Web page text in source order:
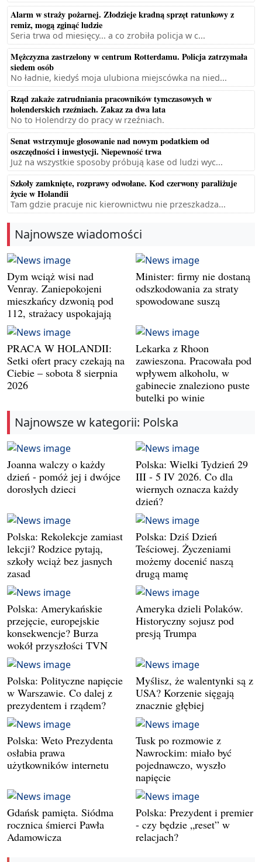
Alarm w straży pożarnej. Złodzieje kradną sprzęt ratunkowy z
remiz, mogą zginąć ludzie
Seria trwa od miesięcy... a co zrobiła policja w c...
Mężczyzna zastrzelony w centrum Rotterdamu. Policja zatrzymała
siedem osób
No ładnie, kiedyś moja ulubiona miejscówka na nied...
Rząd zakaże zatrudniania pracowników tymczasowych w
holenderskich rzeźniach. Zakaz za dwa lata
No to Holendrzy do pracy w rzeźniach.
Senat wstrzymuje głosowanie nad nowym podatkiem od
oszczędności i inwestycji. Niepewność trwa
Już na wszystkie sposoby próbują kase od ludzi wyc...
Szkoły zamknięte, rozprawy odwołane. Kod czerwony paraliżuje
życie w Holandii
Tam gdzie pracuje nic kierownictwu nie przeszkadza...
Najnowsze wiadomości
Dym wciąż wisi nad
Venray. Zaniepokojeni
mieszkańcy dzwonią pod
112, strażacy uspokajają
Minister: firmy nie dostaną
odszkodowania za straty
spowodowane suszą
PRACA W HOLANDII:
Setki ofert pracy czekają na
Ciebie – sobota 8 sierpnia
2026
Lekarka z Rhoon
zawieszona. Pracowała pod
wpływem alkoholu, w
gabinecie znaleziono puste
butelki po winie
Najnowsze w kategorii: Polska
Joanna walczy o każdy
dzień - pomóż jej i dwójce
dorosłych dzieci
Polska: Wielki Tydzień 29
III - 5 IV 2026. Co dla
wiernych oznacza każdy
dzień?
Polska: Rekolekcje zamiast
lekcji? Rodzice pytają,
szkoły wciąż bez jasnych
zasad
Polska: Dziś Dzień
Teściowej. Życzeniami
możemy docenić naszą
drugą mamę
Polska: Amerykańskie
przejęcie, europejskie
konsekwencje? Burza
wokół przyszłości TVN
Ameryka dzieli Polaków.
Historyczny sojusz pod
presją Trumpa
Polska: Polityczne napięcie
w Warszawie. Co dalej z
prezydentem i rządem?
Myślisz, że walentynki są z
USA? Korzenie sięgają
znacznie głębiej
Polska: Weto Prezydenta
osłabia prawa
użytkowników internetu
Tusk po rozmowie z
Nawrockim: miało być
pojednawczo, wyszło
napięcie
Gdańsk pamięta. Siódma
rocznica śmierci Pawła
Adamowicza
Polska: Prezydent i premier
- czy będzie „reset” w
relacjach?